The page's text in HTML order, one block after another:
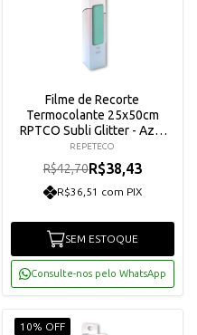
Filme de Recorte
Termocolante 25x50cm
RPTCO Subli Glitter - Azul
Céu Arco-íris
REPETECO
R$42,70R$38,43
R$36,51 com PIX
SEM ESTOQUE
Consulte-nos pelo WhatsApp
10% OFF